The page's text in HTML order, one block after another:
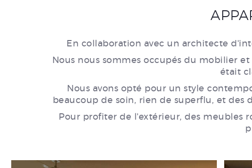
En collaboration avec un architecte
Nous nous sommes occupés du mobilier
était
Nous avons opté pour un style
beaucoup de soin, rien de superflu, et
Pour profiter de l'extérieur, des meubles